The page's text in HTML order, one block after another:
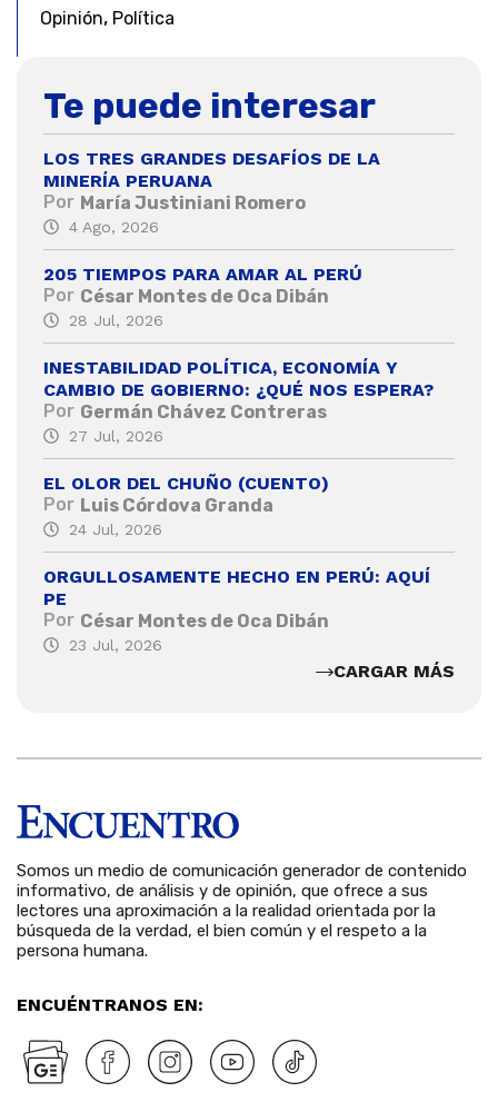
Opinión, Política
Te puede interesar
LOS TRES GRANDES DESAFÍOS DE LA
MINERÍA PERUANA
Por María Justiniani Romero
4 Ago, 2026
205 TIEMPOS PARA AMAR AL PERÚ
Por César Montes de Oca Dibán
28 Jul, 2026
INESTABILIDAD POLÍTICA, ECONOMÍA Y
CAMBIO DE GOBIERNO: ¿QUÉ NOS ESPERA?
Por Germán Chávez Contreras
27 Jul, 2026
EL OLOR DEL CHUÑO (CUENTO)
Por Luis Córdova Granda
24 Jul, 2026
ORGULLOSAMENTE HECHO EN PERÚ: AQUÍ
PE
Por César Montes de Oca Dibán
23 Jul, 2026
CARGAR MÁS
Somos un medio de comunicación generador de contenido
informativo, de análisis y de opinión, que ofrece a sus
lectores una aproximación a la realidad orientada por la
búsqueda de la verdad, el bien común y el respeto a la
persona humana.
ENCUÉNTRANOS EN: